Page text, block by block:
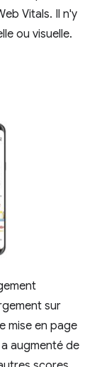
Vitals. Il n'y
ou visuelle.
sur
mise en page
augmenté de